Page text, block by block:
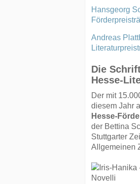
Hansgeorg
Andreas
Die
Hesse-
Der mit
diesem Jahr
Hesse-
der Bettina
Stuttgarter
Allgemeinen